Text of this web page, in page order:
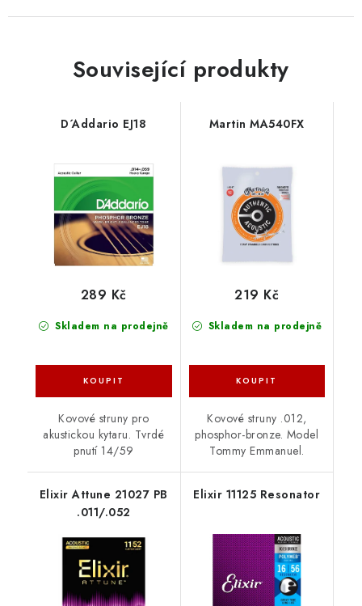
Související produkty
D´Addario EJ18
Skladem na prodejně
289 Kč
Kovové struny pro
akustickou kytaru. Tvrdé
pnutí 14/59
Martin MA540FX
Skladem na prodejně
219 Kč
Kovové struny .012,
phosphor-bronze. Model
Tommy Emmanuel.
Elixir Attune 21027 PB
.011/.052
Elixir 11125 Resonator